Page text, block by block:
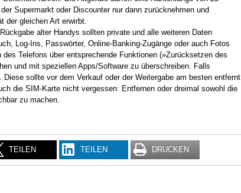
Supermarkt oder Discounter nur dann zurücknehmen und
der gleichen Art erwirbt.
alter Handys sollten private und alle weiteren Daten
Log-Ins, Passwörter, Online-Banking-Zugänge oder auch Fotos
Telefons über entsprechende Funktionen (»Zurücksetzen des
und mit speziellen Apps/Software zu überschreiben. Falls
sollte vor dem Verkauf oder der Weitergabe am besten entfernt
die SIM-Karte nicht vergessen: Entfernen oder dreimal sowohl die
zu machen.
TEILEN TEILEN DRUCKEN